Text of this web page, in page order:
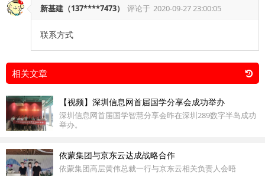
新基建（137****7473） 评论于 2020-09-27 23:00:05
联系方式
相关文章
【视频】深圳信息网首届国学分享会成功举办
深圳信息网首届国学智慧分享会昨在深圳289数字半岛成功
举办。
依蒙集团与京东云达成战略合作
依蒙集团高层黄伟总裁一行与京东云相关负责人会晤